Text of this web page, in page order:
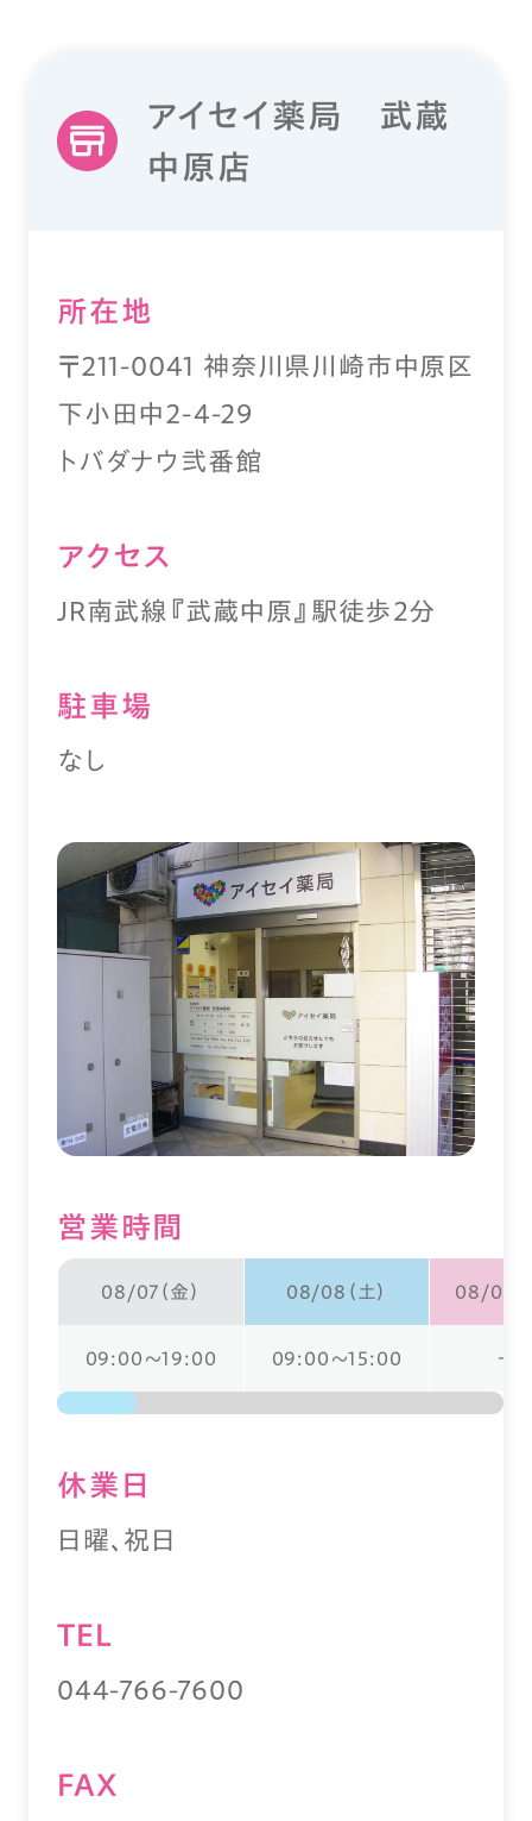
アイセイ薬局 武蔵
中原店
所在地
〒211-0041 神奈川県川崎市中原区
下小田中2-4-29
トバダナウ弐番館
アクセス
JR南武線『武蔵中原』駅徒歩２分
駐⾞場
なし
営業時間
08/07（金） 08/08（土） 08/09（
09:00～19:00 09:00～15:00 ー
休業⽇
日曜、祝日
TEL
044-766-7600
FAX